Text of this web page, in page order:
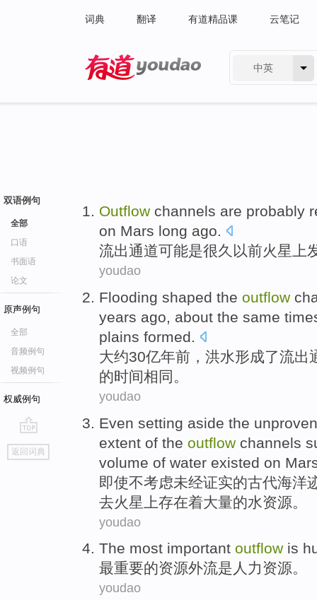
词典 翻译 有道精品课 云笔记
中英
双语例句
全部
口语
书面语
论文
原声例句
全部
音频例句
视频例句
权威例句
go
top
返回词典
Outflow channels are probably
on Mars long ago.
流出通道可能是很久 以前火星 上
youdao
Flooding shaped the outflow
years ago, about the same
plains formed.
大约30亿年前 ， 洪水形成了流出
的时间相同 。
youdao
Even setting aside the unproven
extent of the outflow channels
volume of water existed on
即使不考虑未经证实的古代海洋
去火星 上存在着大量的水资源。
youdao
The most important outflow is
最重要的资源外流是 人力资源。
youdao